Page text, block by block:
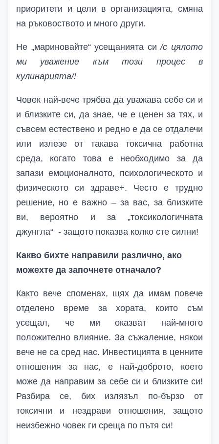
приоритети и цели в организацията, смяна
на ръковоството и много други.
Не „мариновайте“ усещанията си/с цялото
ми уважение към този процес в
кулинарията/!
Човек най-вече трябва да уважава себе си и
и близките си, да знае, че е ценен за тях, и
съвсем естествено и редно е да се отдалечи
или излезе от такава токсична работна
среда, когато това е необходимо за да
запази емоционалното, психологическото и
физическото си здраве+. Често е трудно
решение, но е важно – за вас, за близките
ви, вероятно и за „токсикологичната
джунгла“ - защото показва колко сте силни!
Какво бихте направили различно, ако
можехте да започнете отначало?
Както вече споменах, щях да имам повече
отделено време за хората, които съм
усещал, че ми оказват най-много
положително влияние. За съжаление, някои
вече не са сред нас. Инвестицията в ценните
отношения за нас, е най-доброто, което
може да направим за себе си и близките си!
Разбира се, бих излязъл по-бързо от
токсични и нездрави отношения, защото
неизбежно човек ги среща по пътя си!